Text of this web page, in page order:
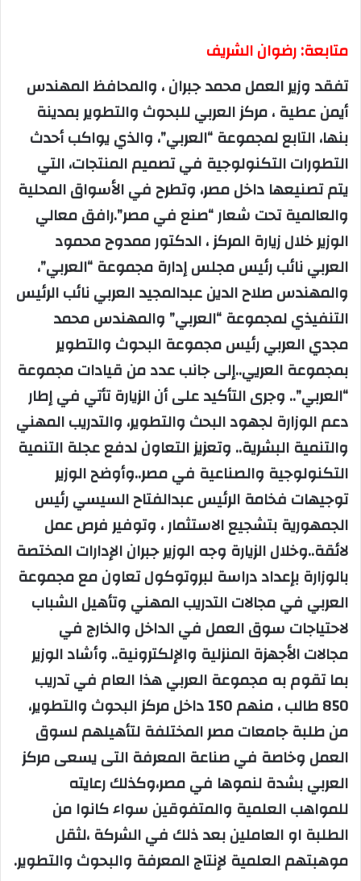
متابعة: رضوان الشريف
تفقد وزير العمل محمد جبران ، والمحافظ المهندس
أيمن عطية ، مركز العربي للبحوث والتطوير بمدينة
بنها، التابع لمجموعة “العربي”، والذي يواكب أحدث
التطورات التكنولوجية في تصميم المنتجات، التي
يتم تصنيعها داخل مصر، وتطرح في الأسواق المحلية
والعالمية تحت شعار “صنع في مصر”.رافق معالي
الوزير خلال زيارة المركز ، الدكتور ممدوح محمود
العربي نائب رئيس مجلس إدارة مجموعة “العربي”،
والمهندس صلاح الدين عبدالمجيد العربي نائب الرئيس
التنفيذي لمجموعة “العربي” والمهندس محمد
مجدي العربي رئيس مجموعة البحوث والتطوير
بمجموعة العريي..إلى جانب عدد من قيادات مجموعة
“العربي”.. وجرى التأكيد على أن الزيارة تأتي في إطار
دعم الوزارة لجهود البحث والتطوير، والتدريب المهني
والتنمية البشرية.. وتعزيز التعاون لدفع عجلة التنمية
التكنولوجية والصناعية في مصر..وأوضح الوزير
توجيهات فخامة الرئيس عبدالفتاح السيسي رئيس
الجمهورية بتشجيع الاستثمار ، وتوفير فرص عمل
لائقة..وخلال الزيارة وجه الوزير جبران الإدارات المختصة
بالوزارة بإعداد دراسة لبروتوكول تعاون مع مجموعة
العربي في مجالات التدريب المهني وتأهيل الشباب
لاحتياجات سوق العمل في الداخل والخارج في
مجالات الأجهزة المنزلية والإلكترونية.. وأشاد الوزير
بما تقوم به مجموعة العربي هذا العام في تدريب
850 طالب ، منهم 150 داخل مركز البحوث والتطوير،
من طلبة جامعات مصر المختلفة لتأهيلهم لسوق
العمل وخاصة في صناعة المعرفة التى يسعى مركز
العربي بشدة لنموها في مصر،وكذلك رعايته
للمواهب العلمية والمتفوقين سواء كانوا من
الطلبة او العاملين بعد ذلك في الشركة ،لثقل
موهبتهم العلمية لإنتاج المعرفة والبحوث والتطوير.